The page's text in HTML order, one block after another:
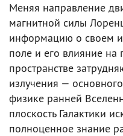
Меняя направление
магнитной силы
информацию о своем
поле и его влияние
пространстве
излучения —
физике ранней
плоскость Галактики
полноценное знание